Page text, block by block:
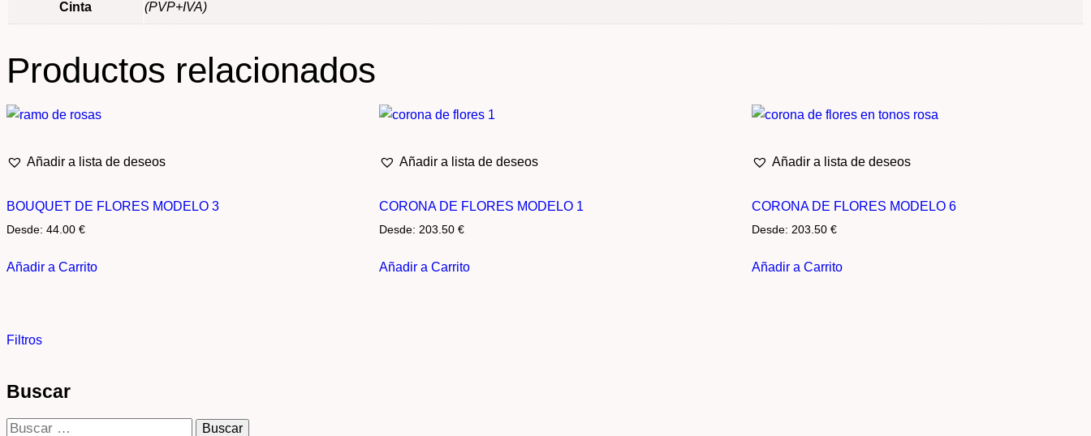
Cinta (PVP+IVA)
Productos relacionados
Añadir a lista de deseos
BOUQUET DE FLORES MODELO 3
Desde: 44.00 €
Añadir a Carrito
Añadir a lista de deseos
CORONA DE FLORES MODELO 1
Desde: 203.50 €
Añadir a Carrito
Añadir a lista de deseos
CORONA DE FLORES MODELO 6
Desde: 203.50 €
Añadir a Carrito
Filtros
Buscar